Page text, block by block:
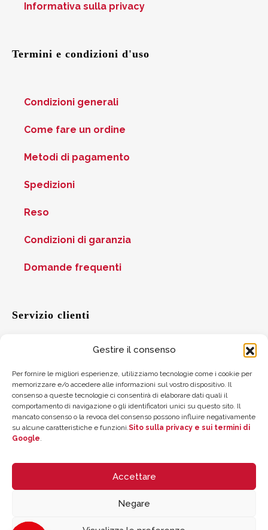
Gestire il consenso
Per fornire le migliori esperienze, utilizziamo tecnologie come i cookie per
memorizzare e/o accedere alle informazioni sul vostro dispositivo. Il
consenso a queste tecnologie ci consentirà di elaborare dati quali il
comportamento di navigazione o gli identificatori unici su questo sito. Il
mancato consenso o la revoca del consenso possono influire negativamente
su alcune caratteristiche e funzioni.Sito sulla privacy e sui termini di
Google.
Accettare
Negare
Informativa sulla privacy
Termini e condizioni d'uso
Condizioni generali
Come fare un ordine
Metodi di pagamento
Spedizioni
Reso
Condizioni di garanzia
Domande frequenti
Servizio clienti
Suggerimenti
Dove trovarci
Saldo della carta regalo